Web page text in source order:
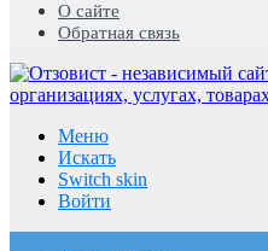
О сайте
Обратная связь
Меню
Искать
Switch skin
Войти